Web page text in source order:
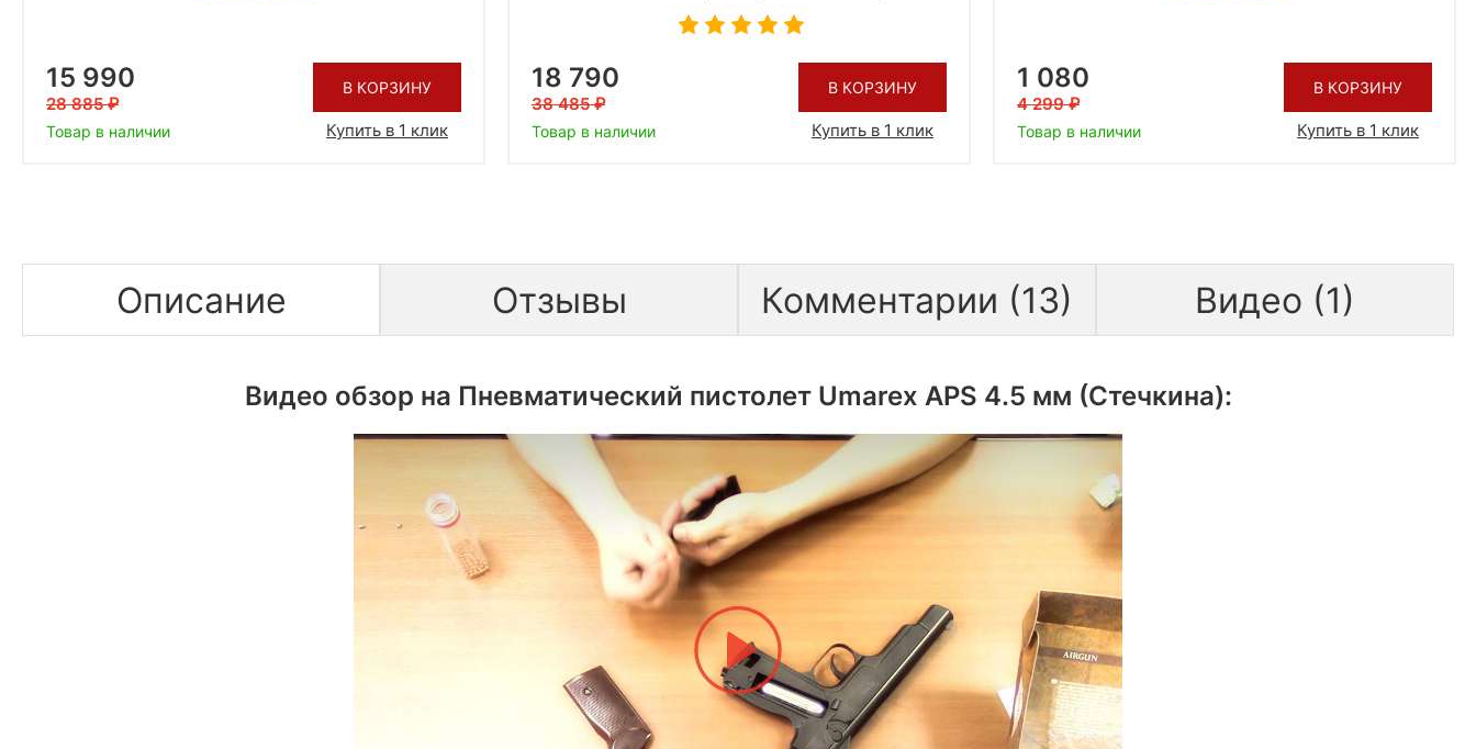
15 990
28 885
Товар в наличии
В КОРЗИНУ
Купить в 1 клик
18 790
38 485
Товар в наличии
В КОРЗИНУ
Купить в 1 клик
1 080
4 299
Товар в наличии
В КОРЗИНУ
Купить в 1 клик
Описание Отзывы Комментарии (13) Видео (1)
Видео обзор на Пневматический пистолет Umarex APS 4.5 мм (Стечкина):